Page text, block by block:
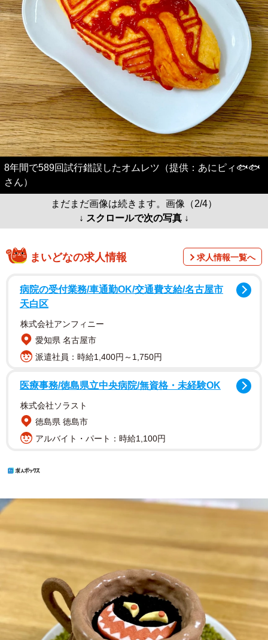
8年間で589回試行錯誤したオムレツ（提供：あにピィ🐟🐟
さん）
まだまだ画像は続きます。画像（2/4）
↓ スクロールで次の写真 ↓
まいどなの求人情報 求人情報一覧へ
病院の受付業務/車通勤OK/交通費支給/名古屋市
天白区
株式会社アンフィニー
愛知県 名古屋市
派遣社員：時給1,400円～1,750円
医療事務/徳島県立中央病院/無資格・未経験OK
株式会社ソラスト
徳島県 徳島市
アルバイト・パート：時給1,100円